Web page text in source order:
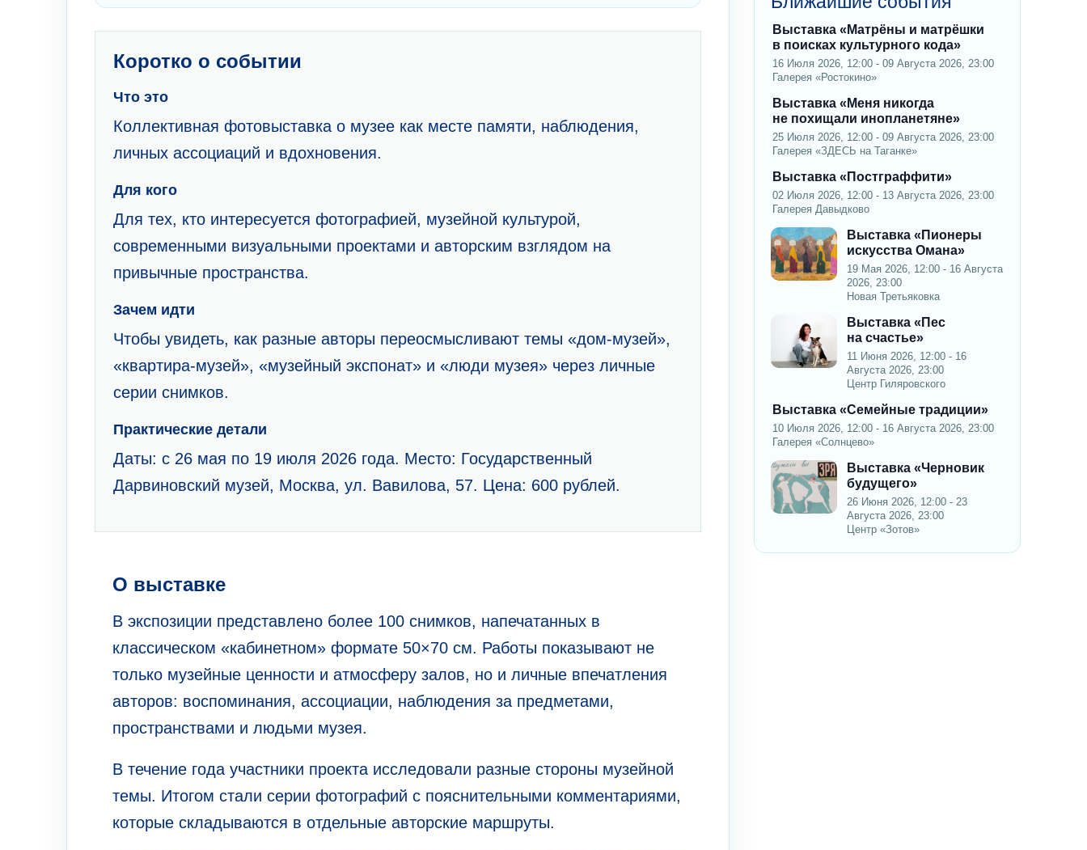
Коротко о событии
Что это
Коллективная фотовыставка о музее как месте памяти, наблюдения,
личных ассоциаций и вдохновения.
Для кого
Для тех, кто интересуется фотографией, музейной культурой,
современными визуальными проектами и авторским взглядом на
привычные пространства.
Зачем идти
Чтобы увидеть, как разные авторы переосмысливают темы «дом-музей»,
«квартира-музей», «музейный экспонат» и «люди музея» через личные
серии снимков.
Практические детали
Даты: с 26 мая по 19 июля 2026 года. Место: Государственный
Дарвиновский музей, Москва, ул. Вавилова, 57. Цена: 600 рублей.
О выставке
В экспозиции представлено более 100 снимков, напечатанных в
классическом «кабинетном» формате 50×70 см. Работы показывают не
только музейные ценности и атмосферу залов, но и личные впечатления
авторов: воспоминания, ассоциации, наблюдения за предметами,
пространствами и людьми музея.
В течение года участники проекта исследовали разные стороны музейной
темы. Итогом стали серии фотографий с пояснительными комментариями,
которые складываются в отдельные авторские маршруты.
Выставка «Матрёны и матрёшки
в поисках культурного кода»
16 Июля 2026, 12:00 - 09 Августа 2026, 23:00
Галерея «Ростокино»
Выставка «Меня никогда
не похищали инопланетяне»
25 Июля 2026, 12:00 - 09 Августа 2026, 23:00
Галерея «ЗДЕСЬ на Таганке»
Выставка «Постграффити»
02 Июля 2026, 12:00 - 13 Августа 2026, 23:00
Галерея Давыдково
Выставка «Пионеры
искусства Омана»
19 Мая 2026, 12:00 - 16 Августа
2026, 23:00
Новая Третьяковка
Выставка «Пес
на счастье»
11 Июня 2026, 12:00 - 16
Августа 2026, 23:00
Центр Гиляровского
Выставка «Семейные традиции»
10 Июля 2026, 12:00 - 16 Августа 2026, 23:00
Галерея «Солнцево»
Выставка «Черновик
будущего»
26 Июня 2026, 12:00 - 23
Августа 2026, 23:00
Центр «Зотов»